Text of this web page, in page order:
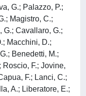
G.; Palazzo, P.;
Magistro, C.;
G.; Cavallaro, G.;
Macchini, D.;
Benedetti, M.;
Roscio, F.; Jovine,
F.; Lanci, C.;
A.; Liberatore, E.;